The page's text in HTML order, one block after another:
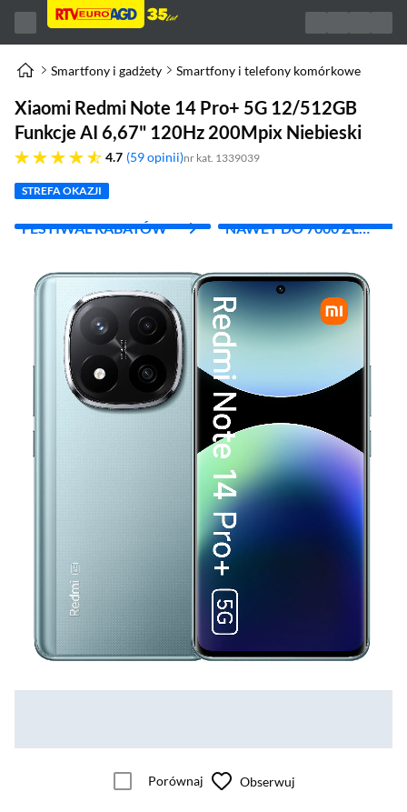
Smartfony i gadżety Smartfony i telefony komórkowe
Xiaomi Redmi Note 14 Pro+ 5G 12/512GB
Funkcje AI 6,67" 120Hz 200Mpix Niebieski
4.7
4.7 gwiazdek 59 opinii nr kat. 1339039
STREFA OKAZJI
FESTIWAL RABATÓW
NAWET DO 7000 ZŁ
Porównaj Obserwuj